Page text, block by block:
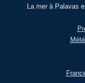
La mer à Palavas